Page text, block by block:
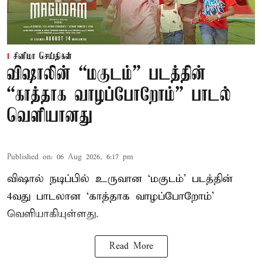
சினிமா செய்திகள்
விஷாலின் “மகுடம்” படத்தின்
“காத்தாக வாழப்போறோம்” பாடல்
வெளியானது
Published on: 06 Aug 2026, 6:17 pm
விஷால் நடிப்பில் உருவான ‘மகுடம்’ படத்தின்
4வது பாடலான ‘காத்தாக வாழப்போறோம்’
வெளியாகியுள்ளது.
Read More